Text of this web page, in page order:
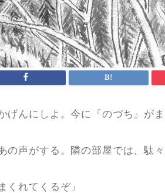
げんにしよ。今に『のづち』が
の声がする。隣の部屋では、駄
くれてくるぞ」